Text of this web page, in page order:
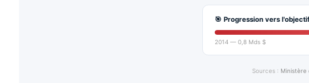
🎯 Progression vers
2014 — 0,8 Mds $
Sources : Ministère